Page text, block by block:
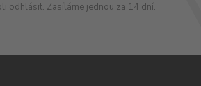
odhlásit. Zasíláme jednou za 14 dní.